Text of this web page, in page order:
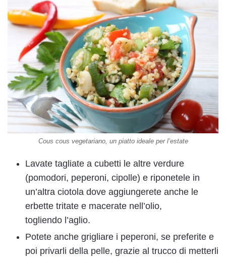
Cous cous vegetariano, un piatto ideale per l’estate
Lavate tagliate a cubetti le altre verdure
(pomodori, peperoni, cipolle) e riponetele in
un’altra ciotola dove aggiungerete anche le
erbette tritate e macerate nell’olio,
togliendo l’aglio.
Potete anche grigliare i peperoni, se preferite e
poi privarli della pelle, grazie al trucco di metterli